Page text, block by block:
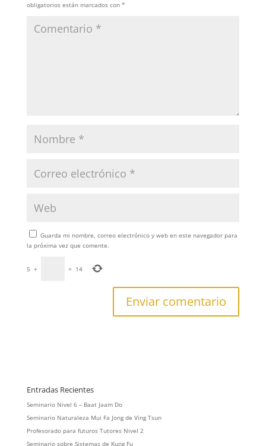
obligatorios están marcados con *
Guarda mi nombre, correo electrónico y web en este navegador para
la próxima vez que comente.
5 + = 14
Entradas Recientes
Seminario Nivel 6 – Baat Jaam Do
Seminario Naturaleza Mui Fa Jong de Ving Tsun
Profesorado para futuros Tutores Nivel 2
Seminario sobre Sistemas de Kung Fu